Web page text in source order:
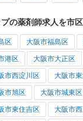
の薬剤師求人を市
区 大阪市福島区
港区 大阪市大正区
市西淀川区 大阪市
市旭区 大阪市城東区
市東住吉区 大阪市